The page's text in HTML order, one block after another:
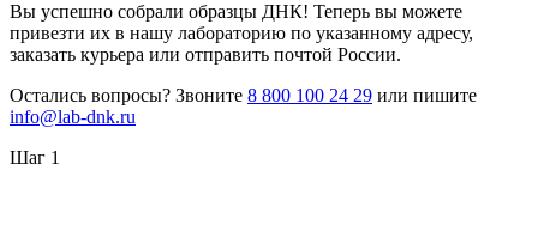
Вы успешно собрали образцы ДНК! Теперь вы можете
привезти их в нашу лабораторию по указанному адресу,
заказать курьера или отправить почтой России.
Остались вопросы? Звоните 8 800 100 24 29 или пишите
info@lab-dnk.ru
Шаг 1